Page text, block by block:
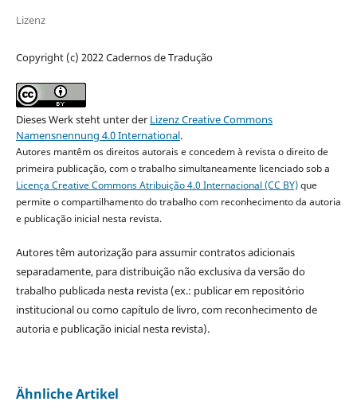
Lizenz
Copyright (c) 2022 Cadernos de Tradução
Dieses Werk steht unter der Lizenz Creative Commons
Namensnennung 4.0 International.
Autores mantêm os direitos autorais e concedem à revista o direito de
primeira publicação, com o trabalho simultaneamente licenciado sob a
Licença Creative Commons Atribuição 4.0 Internacional (CC BY)que
permite o compartilhamento do trabalho com reconhecimento da autoria
e publicação inicial nesta revista.
Autores têm autorização para assumir contratos adicionais
separadamente, para distribuição não exclusiva da versão do
trabalho publicada nesta revista (ex.: publicar em repositório
institucional ou como capítulo de livro, com reconhecimento de
autoria e publicação inicial nesta revista).
Ähnliche Artikel